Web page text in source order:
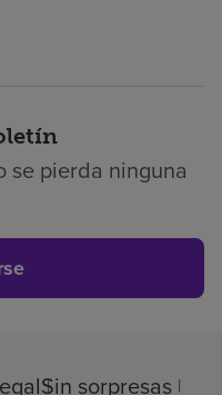
se pierda ninguna
Sin sorpresas